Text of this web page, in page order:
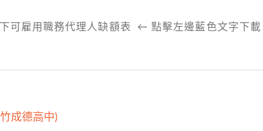
可雇用職務代理人缺額表 ← 點擊左邊藍色文字下載
成德高中)